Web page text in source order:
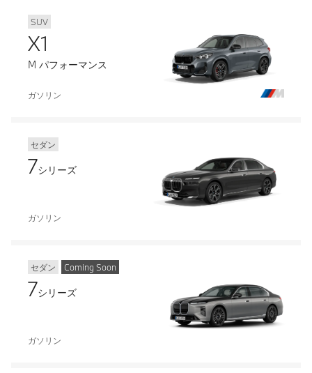
SUV
X1
M パフォーマンス
ガソリン
セダン
7シリーズ
ガソリン
セダン Coming Soon
7シリーズ
ガソリン